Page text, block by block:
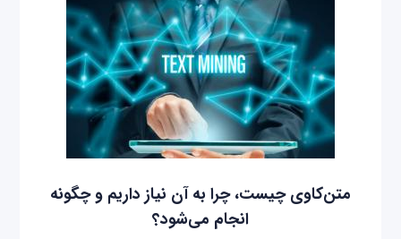
متن‌کاوی چیست، چرا به آن نیاز داریم و چگونه
انجام می‌شود؟